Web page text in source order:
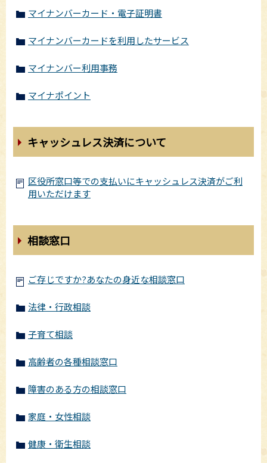
マイナンバーカード・電子証明書
マイナンバーカードを利用したサービス
マイナンバー利用事務
マイナポイント
キャッシュレス決済について
区役所窓口等での支払いにキャッシュレス決済がご利
用いただけます
相談窓口
ご存じですか?あなたの身近な相談窓口
法律・行政相談
子育て相談
高齢者の各種相談窓口
障害のある方の相談窓口
家庭・女性相談
健康・衛生相談